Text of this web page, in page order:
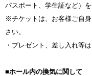
パスポート、学生証など）
※チケットは、お客様ご自
さい。
・プレゼント、差し入れ等
■ホール内の換気に関して